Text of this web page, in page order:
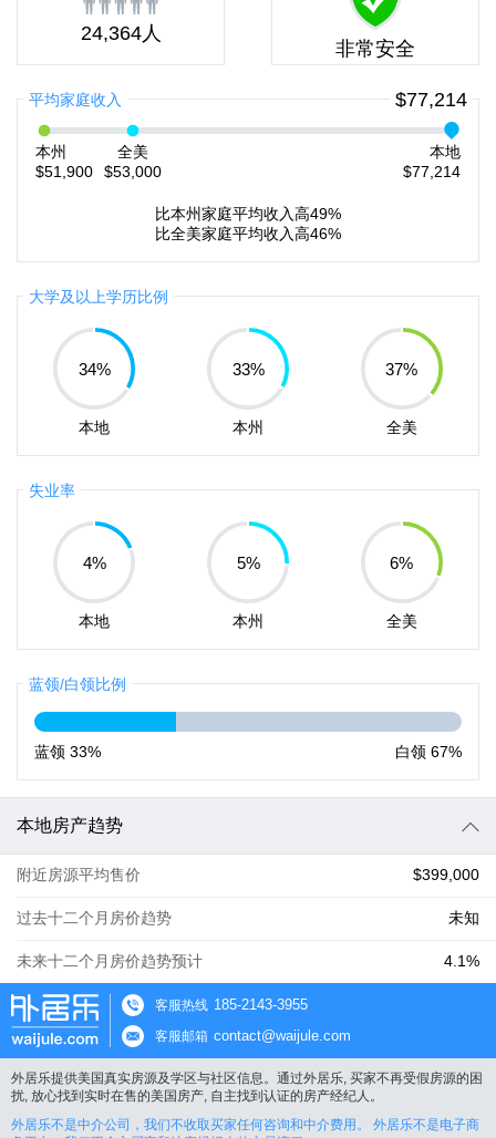
24,364人
非常安全
平均家庭收入 $77,214
本州
$51,900
全美
$53,000
本地
$77,214
比本州家庭平均收入高49%
比全美家庭平均收入高46%
大学及以上学历比例
34%
本地
33%
本州
37%
全美
失业率
4%
本地
5%
本州
6%
全美
蓝领/白领比例
蓝领 33% 白领 67%
本地房产趋势
附近房源平均售价 $399,000
过去十二个月房价趋势 未知
未来十二个月房价趋势预计 4.1%
客服热线 185-2143-3955
客服邮箱 contact@waijule.com
外居乐提供美国真实房源及学区与社区信息。通过外居乐, 买家不再受假房源的困
扰, 放心找到实时在售的美国房产, 自主找到认证的房产经纪人。
外居乐不是中介公司，我们不收取买家任何咨询和中介费用。 外居乐不是电子商